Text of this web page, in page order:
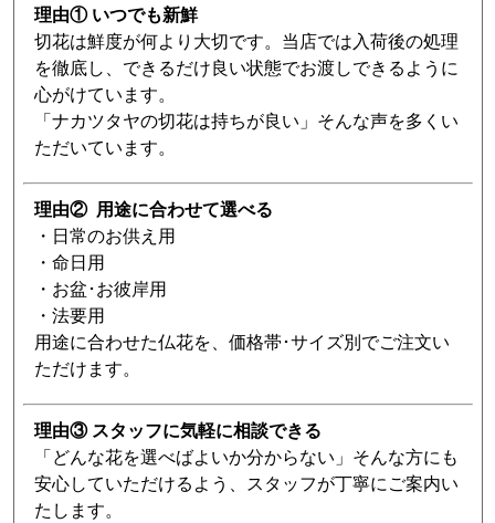
理由① いつでも新鮮
切花は鮮度が何より大切です。当店では入荷後の処理
を徹底し、できるだけ良い状態でお渡しできるように
心がけています。
「ナカツタヤの切花は持ちが良い」そんな声を多くい
ただいています。
理由② 用途に合わせて選べる
・日常のお供え用
・命日用
・お盆･お彼岸用
・法要用
用途に合わせた仏花を、価格帯･サイズ別でご注文い
ただけます。
理由③ スタッフに気軽に相談できる
「どんな花を選べばよいか分からない」そんな方にも
安心していただけるよう、スタッフが丁寧にご案内い
たします。